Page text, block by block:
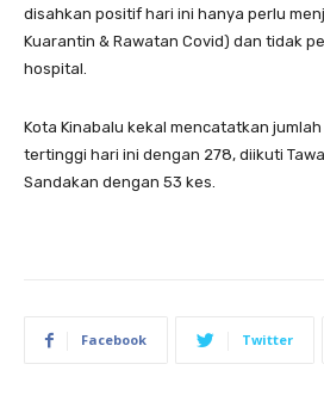
disahkan positif hari ini hanya perlu
Kuarantin & Rawatan Covid) dan tidak
hospital.
Kota Kinabalu kekal mencatatkan
tertinggi hari ini dengan 278, diikuti
Sandakan dengan 53 kes.
Facebook Twitter